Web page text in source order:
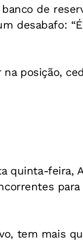
de
desabafo:
posição,
quinta-feira,
tem mais